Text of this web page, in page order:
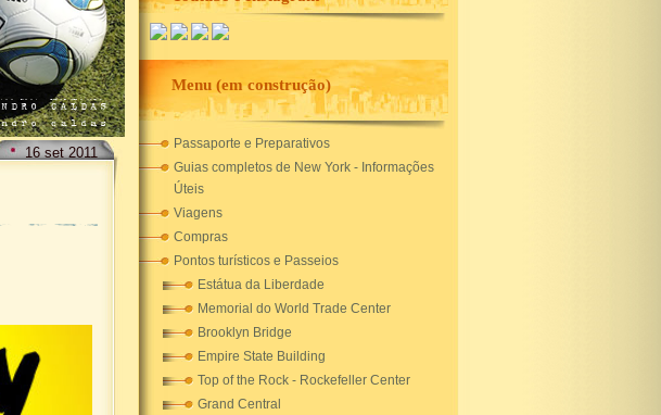
16set2011
Menu (em construção)
Passaporte e Preparativos
Guias completos de New York - Informações
Úteis
Viagens
Compras
Pontos turísticos e Passeios
Estátua da Liberdade
Memorial do World Trade Center
Brooklyn Bridge
Empire State Building
Top of the Rock - Rockefeller Center
Grand Central